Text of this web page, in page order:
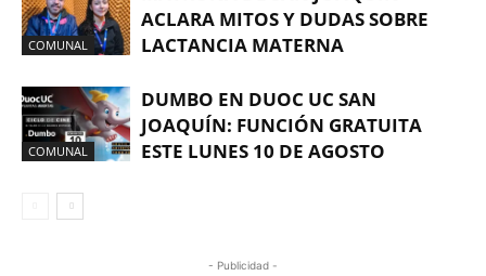
COMUNAL
ACLARA MITOS Y DUDAS SOBRE
LACTANCIA MATERNA
COMUNAL
DUMBO EN DUOC UC SAN
JOAQUÍN: FUNCIÓN GRATUITA
ESTE LUNES 10 DE AGOSTO
- Publicidad -